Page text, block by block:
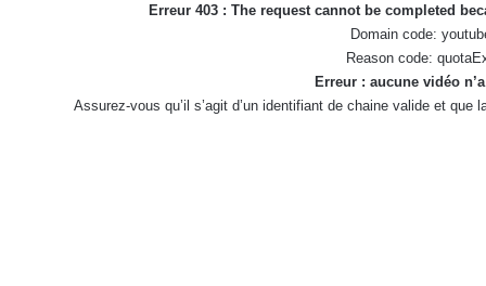
Erreur 403 : The request cannot be completed
Domain code:
Reason code:
Erreur : aucune vidéo
Assurez-vous qu’il s’agit d’un identifiant de chaine valide et